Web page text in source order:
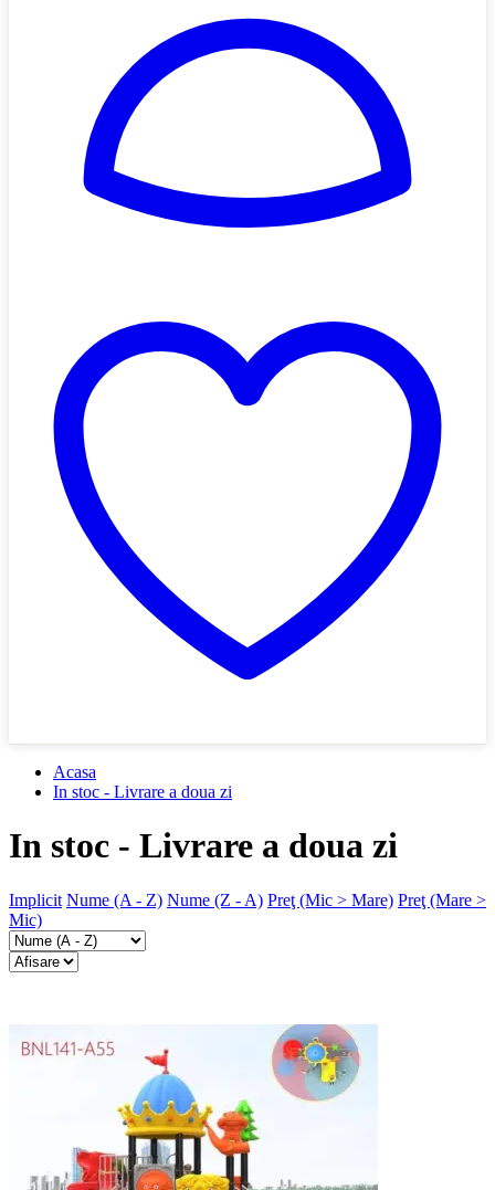
Acasa
In stoc - Livrare a doua zi
In stoc - Livrare a doua zi
Implicit Nume (A - Z) Nume (Z - A) Preţ (Mic > Mare) Preţ (Mare >
Mic)